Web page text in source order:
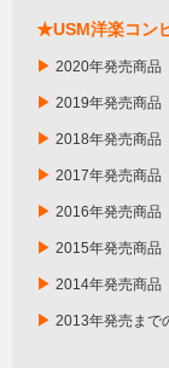
★USM洋楽コン
▶ 2020年発売商品
▶ 2019年発売商品
▶ 2018年発売商品
▶ 2017年発売商品
▶ 2016年発売商品
▶ 2015年発売商品
▶ 2014年発売商品
▶ 2013年発売まで